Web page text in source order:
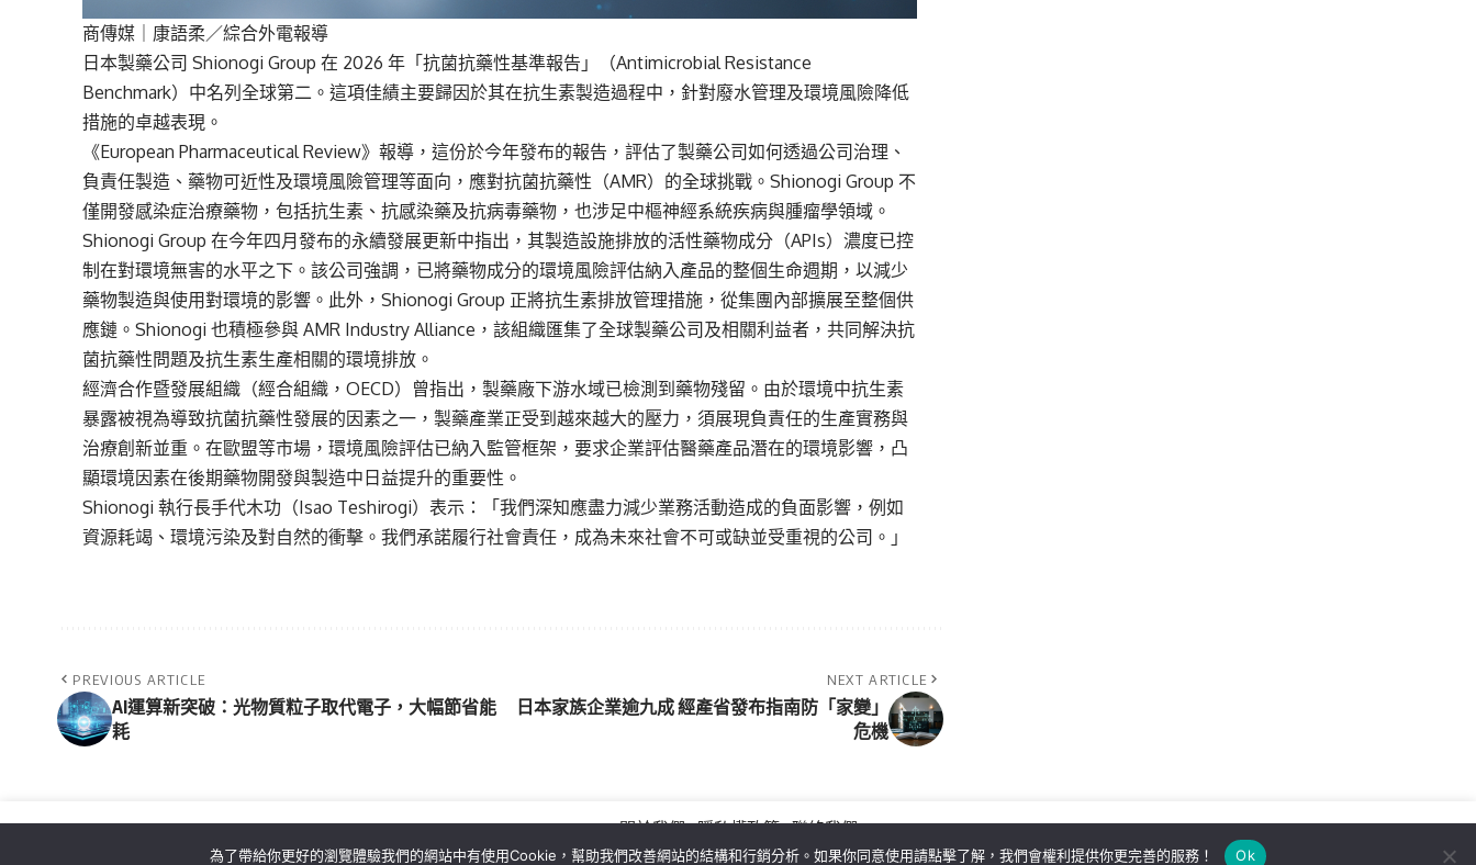
商傳媒 ｜康語柔／綜合外電報導
日本製藥公司 Shionogi Group 在 2026 年「抗菌抗藥性基準報告」（Antimicrobial Resistance
Benchmark）中名列全球第二。這項佳績主要歸因於其在抗生素製造過程中，針對廢水管理及環境風險降低
措施的卓越表現。
《European Pharmaceutical Review》報導，這份於今年發布的報告，評估了製藥公司如何透過公司治理、
負責任製造、藥物可近性及環境風險管理等面向，應對抗菌抗藥性（AMR）的全球挑戰。Shionogi Group 不
僅開發感染症治療藥物，包括抗生素、抗感染藥及抗病毒藥物，也涉足中樞神經系統疾病與腫瘤學領域。
Shionogi Group 在今年四月發布的永續發展更新中指出，其製造設施排放的活性藥物成分（APIs）濃度已控
制在對環境無害的水平之下。該公司強調，已將藥物成分的環境風險評估納入產品的整個生命週期，以減少
藥物製造與使用對環境的影響。此外，Shionogi Group 正將抗生素排放管理措施，從集團內部擴展至整個供
應鏈。Shionogi 也積極參與 AMR Industry Alliance，該組織匯集了全球製藥公司及相關利益者，共同解決抗
菌抗藥性問題及抗生素生產相關的環境排放。
經濟合作暨發展組織（經合組織，OECD）曾指出，製藥廠下游水域已檢測到藥物殘留。由於環境中抗生素
暴露被視為導致抗菌抗藥性發展的因素之一，製藥產業正受到越來越大的壓力，須展現負責任的生產實務與
治療創新並重。在歐盟等市場，環境風險評估已納入監管框架，要求企業評估醫藥產品潛在的環境影響，凸
顯環境因素在後期藥物開發與製造中日益提升的重要性。
Shionogi 執行長手代木功（Isao Teshirogi）表示：「我們深知應盡力減少業務活動造成的負面影響，例如
資源耗竭、環境污染及對自然的衝擊。我們承諾履行社會責任，成為未來社會不可或缺並受重視的公司。」
PREVIOUS ARTICLE
AI運算新突破：光物質粒子取代電子，大幅節省能
耗
NEXT ARTICLE
日本家族企業逾九成 經產省發布指南防「家變」
危機
關於我們 隱私權政策 聯絡我們
為了帶給你更好的瀏覽體驗我們的網站中有使用Cookie，幫助我們改善網站的結構和行銷分析。如果你同意使用請點擊了解，我們會權利提供你更完善的服務！ Ok